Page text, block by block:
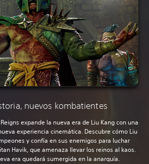
nuevos kombatientes
expande la nueva era de Liu Kang con una
experiencia cinemática. Descubre cómo Liu
y confía en sus enemigos para luchar
Havik, que amenaza llevar los reinos al kaos.
era quedará sumergida en la anarquía.